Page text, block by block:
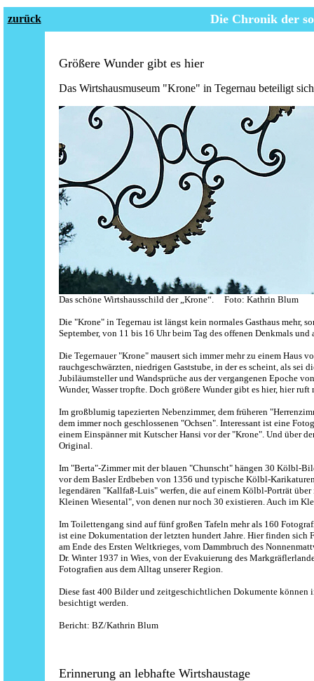
zurück Die Chronik der
Größere Wunder gibt es hier
Das Wirtshausmuseum "Krone" in Tegernau beteiligt
Das schöne Wirtshausschild der „Krone“. Foto: Kathrin Blum
Die "Krone" in Tegernau ist längst kein normales Gasthaus mehr,
September, von 11 bis 16 Uhr beim Tag des offenen Denkmals
Die Tegernauer "Krone" mausert sich immer mehr zu einem Haus
rauchgeschwärzten, niedrigen Gaststube, in der es scheint, als
Jubiläumsteller und Wandsprüche aus der vergangenen Epoche
Wunder, Wasser tropfte. Doch größere Wunder gibt es hier, hier
Im großblumig tapezierten Nebenzimmer, dem früheren
dem immer noch geschlossenen "Ochsen". Interessant ist eine
einem Einspänner mit Kutscher Hansi vor der "Krone". Und über
Original.
Im "Berta"-Zimmer mit der blauen "Chunscht" hängen 30 Kölbl-
vor dem Basler Erdbeben von 1356 und typische Kölbl-
legendären "Kallfaß-Luis" werfen, die auf einem Kölbl-Porträt
Kleinen Wiesental", von denen nur noch 30 existieren. Auch im
Im Toilettengang sind auf fünf großen Tafeln mehr als 160
ist eine Dokumentation der letzten hundert Jahre. Hier finden sich
am Ende des Ersten Weltkrieges, vom Dammbruch des
Dr. Winter 1937 in Wies, von der Evakuierung des
Fotografien aus dem Alltag unserer Region.
Diese fast 400 Bilder und zeitgeschichtlichen Dokumente können
besichtigt werden.
Bericht: BZ/Kathrin Blum
Erinnerung an lebhafte Wirtshaustage